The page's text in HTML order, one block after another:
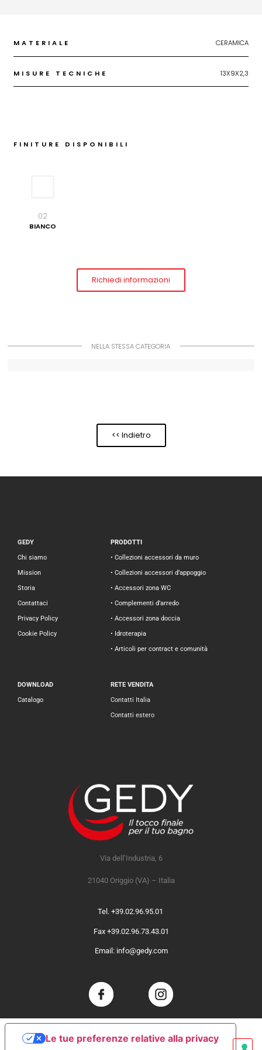
MATERIALE CERAMICA
MISURE TECNICHE 13X9X2,3
FINITURE DISPONIBILI
02
BIANCO
Richiedi informazioni
NELLA STESSA CATEGORIA
<< Indietro
GEDY
Chi siamo
Mission
Storia
Contattaci
Privacy Policy
Cookie Policy
PRODOTTI
• Collezioni accessori da muro
• Collezioni accessori d’appoggio
• Accessori zona WC
• Complementi d’arredo
• Accessori zona doccia
• Idroterapia
• Articoli per contract e comunità
DOWNLOAD
Catalogo
RETE VENDITA
Contatti Italia
Contatti estero
Via dell’Industria, 6
21040 Origgio (VA) – Italia
Tel. +39.02.96.95.01
Fax +39.02.96.73.43.01
Email: info@gedy.com
Le tue preferenze relative alla privacy